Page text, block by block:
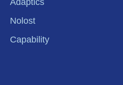
Adaptics
Nolost
Capability